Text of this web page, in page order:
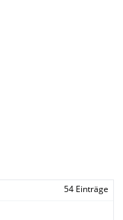
54 Einträge